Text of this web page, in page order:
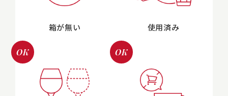
箱が無い 使用済み
OK OK